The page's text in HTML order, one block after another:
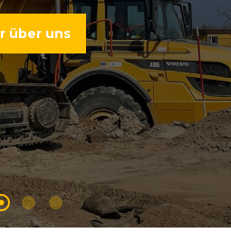
über uns